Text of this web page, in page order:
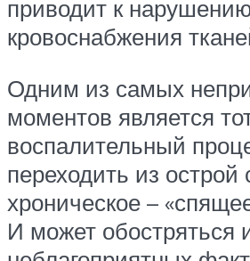
приводит к
кровоснабжения
Одним из самых
моментов является
воспалительный
переходить из острой
хроническое –
И может обостряться